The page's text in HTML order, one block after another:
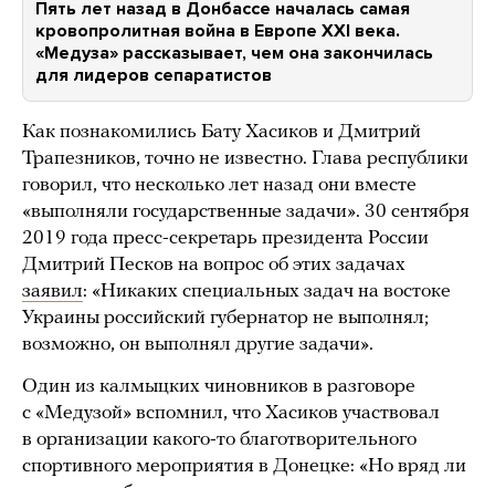
Пять лет назад в Донбассе началась самая
кровопролитная война в Европе XXI века.
«Медуза» рассказывает, чем она закончилась
для лидеров сепаратистов
Как познакомились Бату Хасиков и Дмитрий
Трапезников, точно не известно. Глава республики
говорил, что несколько лет назад они вместе
«выполняли государственные задачи». 30 сентября
2019 года пресс-секретарь президента России
Дмитрий Песков на вопрос об этих задачах
заявил: «Никаких специальных задач на востоке
Украины российский губернатор не выполнял;
возможно, он выполнял другие задачи».
Один из калмыцких чиновников в разговоре
с «Медузой» вспомнил, что Хасиков участвовал
в организации какого-то благотворительного
спортивного мероприятия в Донецке: «Но вряд ли